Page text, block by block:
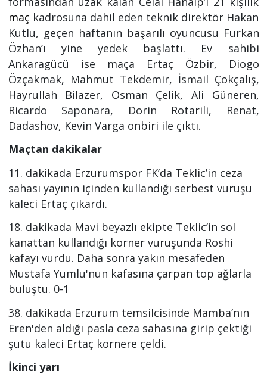
maç kadrosuna dahil eden teknik direktör Hakan
Kutlu, geçen haftanın başarılı oyuncusu Furkan
Özhan’ı yine yedek başlattı. Ev sahibi
Ankaragücü ise maça Ertaç Özbir, Diogo
Özçakmak, Mahmut Tekdemir, İsmail Çokçalış,
Hayrullah Bilazer, Osman Çelik, Ali Güneren,
Ricardo Saponara, Dorin Rotarili, Renat,
Dadashov, Kevin Varga onbiri ile çıktı.
Maçtan dakikalar
11. dakikada Erzurumspor FK’da Teklic’in ceza
sahası yayının içinden kullandığı serbest vuruşu
kaleci Ertaç çıkardı.
18. dakikada Mavi beyazlı ekipte Teklic’in sol
kanattan kullandığı korner vuruşunda Roshi
kafayı vurdu. Daha sonra yakın mesafeden
Mustafa Yumlu'nun kafasına çarpan top ağlarla
buluştu. 0-1
38. dakikada Erzurum temsilcisinde Mamba’nın
Eren'den aldığı pasla ceza sahasına girip çektiği
şutu kaleci Ertaç kornere çeldi.
İkinci yarı